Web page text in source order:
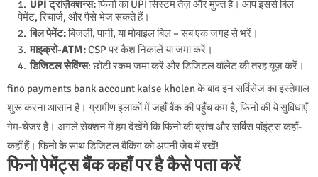
UPI ट्रांज़ैक्शन्स:फिनो का UPI सिस्टम तेज़ और मुफ्त है। आप इससे बिल
पेमेंट, रिचार्ज, और पैसे भेज सकते हैं।
बिल पेमेंट:बिजली, पानी, या मोबाइल बिल – सब एक जगह से भरें।
माइक्रो-ATM:CSP पर कैश निकालें या जमा करें।
डिजिटल सेविंग्स: छोटी रकम जमा करें और डिजिटल वॉलेट की तरह यूज़ करें।
fino payments bank account kaise kholen के बाद इन सर्विसेज का इस्तेमाल
शुरू करना आसान है। ग्रामीण इलाकों में जहाँ बैंक की पहुँच कम है, फिनो की ये सुविधाएँ
गेम-चेंजर हैं। अगले सेक्शन में हम देखेंगे कि फिनो की ब्रांच और सर्विस पॉइंट्स कहाँ-
कहाँ हैं। फिनो के साथ डिजिटल बैंकिंग को अपनी जेब में रखें!
फिनो पेमेंट्स बैंक कहाँ पर है कैसे पता करें